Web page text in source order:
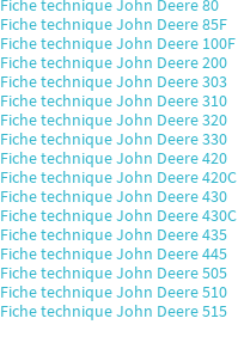
Fiche technique John Deere 80
Fiche technique John Deere 85F
Fiche technique John Deere 100F
Fiche technique John Deere 200
Fiche technique John Deere 303
Fiche technique John Deere 310
Fiche technique John Deere 320
Fiche technique John Deere 330
Fiche technique John Deere 420
Fiche technique John Deere 420C
Fiche technique John Deere 430
Fiche technique John Deere 430C
Fiche technique John Deere 435
Fiche technique John Deere 445
Fiche technique John Deere 505
Fiche technique John Deere 510
Fiche technique John Deere 515